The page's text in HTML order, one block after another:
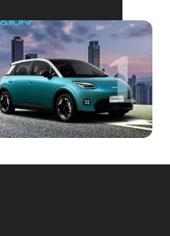
1